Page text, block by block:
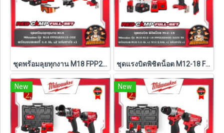
ชุดพร้อมลุยทุกงาน M18 FPP2LR2613-502 Milwaukee (M18-FPD3+M18-FSAGV100XB-0X0) ชุดแรงบิดพิชิตน็อต M12-18 FPP2LR2605-522X TH Milwaukee (M18-FMTIW2F12-0X0+M12-FRAIWF12-0)
New New